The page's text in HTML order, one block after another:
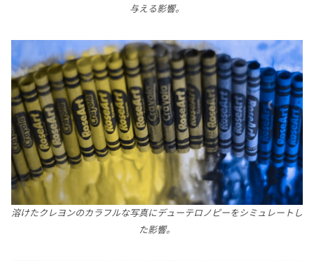
与える影響。
溶けたクレヨンのカラフルな写真にデューテロノピーをシミュレートし
た影響。